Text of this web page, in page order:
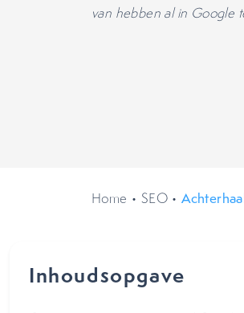
van hebben al in Google
Home • SEO •
Inhoudsopgave